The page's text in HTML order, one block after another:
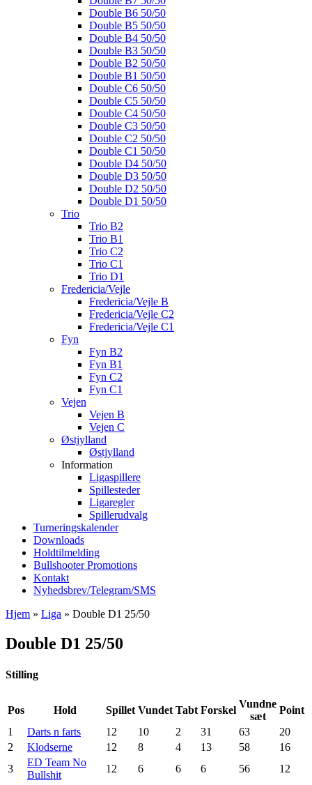
Double B6 50/50
Double B5 50/50
Double B4 50/50
Double B3 50/50
Double B2 50/50
Double B1 50/50
Double C6 50/50
Double C5 50/50
Double C4 50/50
Double C3 50/50
Double C2 50/50
Double C1 50/50
Double D4 50/50
Double D3 50/50
Double D2 50/50
Double D1 50/50
Trio
Trio B2
Trio B1
Trio C2
Trio C1
Trio D1
Fredericia/Vejle
Fredericia/Vejle B
Fredericia/Vejle C2
Fredericia/Vejle C1
Fyn
Fyn B2
Fyn B1
Fyn C2
Fyn C1
Vejen
Vejen B
Vejen C
Østjylland
Østjylland
Information
Ligaspillere
Spillesteder
Ligaregler
Spillerudvalg
Turneringskalender
Downloads
Holdtilmelding
Bullshooter Promotions
Kontakt
Nyhedsbrev/Telegram/SMS
Hjem » Liga » Double D1 25/50
Double D1 25/50
Stilling
Pos Hold Spillet Vundet Tabt Forskel
Vundne
sæt
Point
1
Darts n farts 12 10 2 31 63
20
2
Klodserne 12 8 4 13 58
16
3
ED Team No
Bullshit
12 6 6 6 56
12